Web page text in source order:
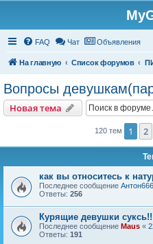
FAQ Чат Объявления
На главную Список форумов
Вопросы
Новая тема
Новаятема
120 тем 1 2
как вы относитесь к
Последнее сообщение Антон666
Ответы: 256
Курящие девушки
Последнее сообщение Maus «
Ответы: 191